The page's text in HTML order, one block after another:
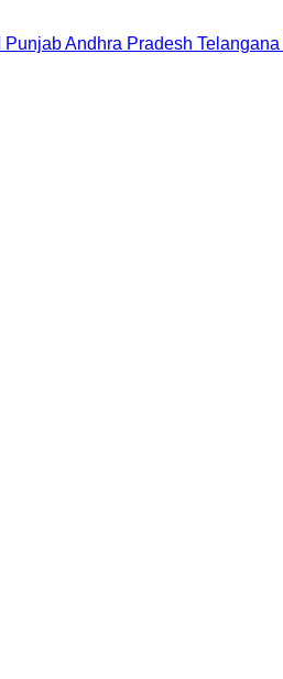
PunjabAndhra Pradesh Telangana